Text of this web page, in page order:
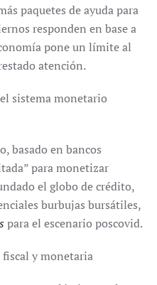
paquetes de ayuda para
responden en base a
pone un límite al
atención.
sistema monetario
basado en bancos
para monetizar
el globo de crédito,
burbujas bursátiles,
para el escenario poscovid.
y monetaria